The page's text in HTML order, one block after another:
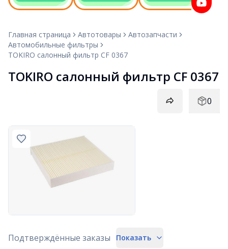
Главная страница Автотовары
Автозапчасти
Автомобильные фильтры
TOKIRO салонный фильтр CF 0367
TOKIRO салонный фильтр CF 0367
0
Подтверждённые заказы Показать